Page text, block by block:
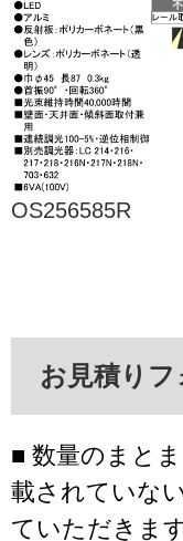
OS256585R
お見積りフ
■ 数量のまと
載されていな
ていただきます